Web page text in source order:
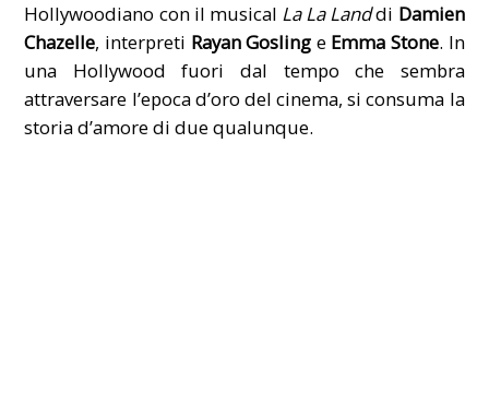
Hollywoodiano con il musical La La Landdi Damien
Chazelle, interpreti Rayan Gosling e Emma Stone. In
una Hollywood fuori dal tempo che sembra
attraversare l’epoca d’oro del cinema, si consuma la
storia d’amore di due qualunque.